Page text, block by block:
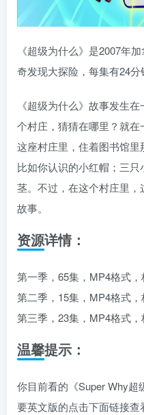
《超级为什么》是2007年
奇发现大探险，每集有24分
《超级为什么》故事发生
个村庄，猜猜在哪里？就
这座村庄里，住着图书馆里
比如你认识的小红帽；三
茎。不过，在这个村庄里
故事。
资源详情：
第一季，65集，MP4格式
第二季，15集，MP4格式
第三季，23集，MP4格式
温馨提示：
你目前看的《Super Why
要英文版的点击下面链接查